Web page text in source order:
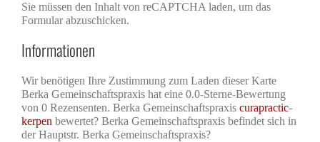
Sie müssen den Inhalt von reCAPTCHA laden, um das
Formular abzuschicken.
Informationen
Wir benötigen Ihre Zustimmung zum Laden dieser Karte
Berka Gemeinschaftspraxis hat eine 0.0-Sterne-Bewertung
von 0 Rezensenten. Berka Gemeinschaftspraxis curapractic-
kerpen bewertet? Berka Gemeinschaftspraxis befindet sich in
der Hauptstr. Berka Gemeinschaftspraxis?